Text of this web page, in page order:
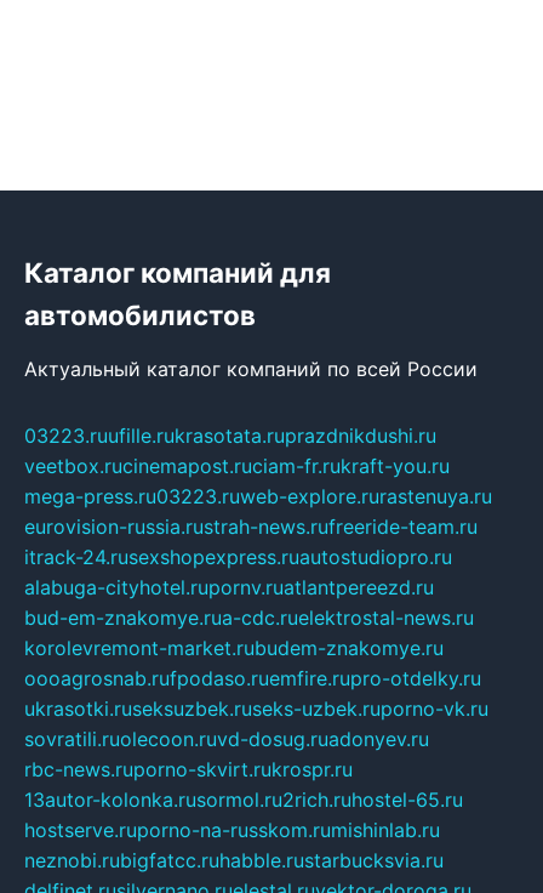
Каталог компаний для
автомобилистов
Актуальный каталог компаний по всей России
03223.ruufille.rukrasotata.ruprazdnikdushi.ru
veetbox.rucinemapost.ruciam-fr.rukraft-you.ru
mega-press.ru03223.ruweb-explore.rurastenuya.ru
eurovision-russia.rustrah-news.rufreeride-team.ru
itrack-24.rusexshopexpress.ruautostudiopro.ru
alabuga-cityhotel.rupornv.ruatlantpereezd.ru
bud-em-znakomye.rua-cdc.ruelektrostal-news.ru
korolevremont-market.rubudem-znakomye.ru
oooagrosnab.rufpodaso.ruemfire.rupro-otdelky.ru
ukrasotki.ruseksuzbek.ruseks-uzbek.ruporno-vk.ru
sovratili.ruolecoon.ruvd-dosug.ruadonyev.ru
rbc-news.ruporno-skvirt.rukrospr.ru
13autor-kolonka.rusormol.ru2rich.ruhostel-65.ru
hostserve.ruporno-na-russkom.rumishinlab.ru
neznobi.rubigfatcc.ruhabble.rustarbucksvia.ru